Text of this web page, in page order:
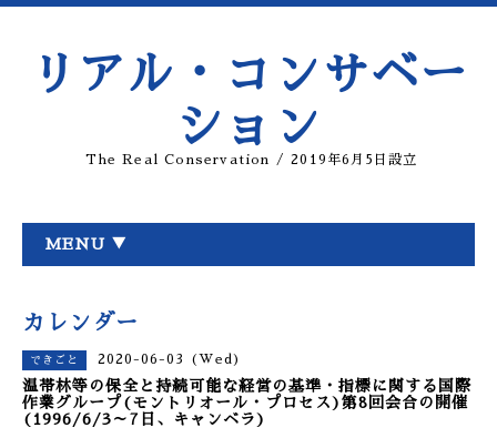
リアル・コンサベー
ション
The Real Conservation / 2019年6月5日設立
MENU ▼
カレンダー
できごと 2020-06-03 (Wed)
温帯林等の保全と持続可能な経営の基準・指標に関する国際
作業グループ(モントリオール・プロセス)第8回会合の開催
(1996/6/3～7日、キャンベラ)